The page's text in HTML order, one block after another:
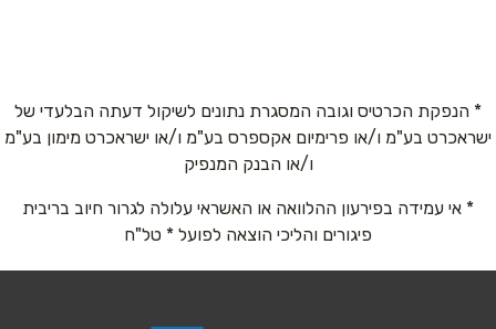
טלפון*
אימייל*
גן יבנה
052-8116262
* הנפקת הכרטיס וגובה המסגרת נתונים לשיקול דעתה הבלעדי של
ישראכרט בע"מ ו/או פרימיום אקספרס בע"מ ו/או ישראכרט מימון בע"מ
ו/או הבנק המנפיק
* אי עמידה בפירעון ההלוואה או האשראי עלולה לגרור חיוב בריבית
פיגורים והליכי הוצאה לפועל * טל"ח